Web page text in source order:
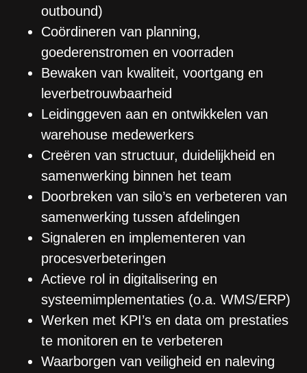
outbound)
Coördineren van planning,
goederenstromen en voorraden
Bewaken van kwaliteit, voortgang en
leverbetrouwbaarheid
Leidinggeven aan en ontwikkelen van
warehouse medewerkers
Creëren van structuur, duidelijkheid en
samenwerking binnen het team
Doorbreken van silo’s en verbeteren van
samenwerking tussen afdelingen
Signaleren en implementeren van
procesverbeteringen
Actieve rol in digitalisering en
systeemimplementaties (o.a. WMS/ERP)
Werken met KPI’s en data om prestaties
te monitoren en te verbeteren
Waarborgen van veiligheid en naleving